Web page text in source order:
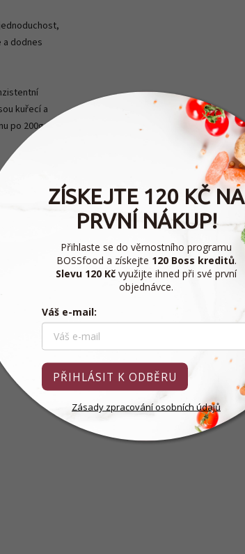
dodnes
kuřecí a
po 200g
ZÍSKEJTE 120 KČ NA
PRVNÍ NÁKUP!
Přihlaste se do věrnostního programu
BOSSfood a získejte 120 Boss kreditů.
Slevu 120 Kč využijte ihned při své první
objednávce.
Váš e-mail:
PŘIHLÁSIT K ODBĚRU
Zásady zpracování osobních údajů